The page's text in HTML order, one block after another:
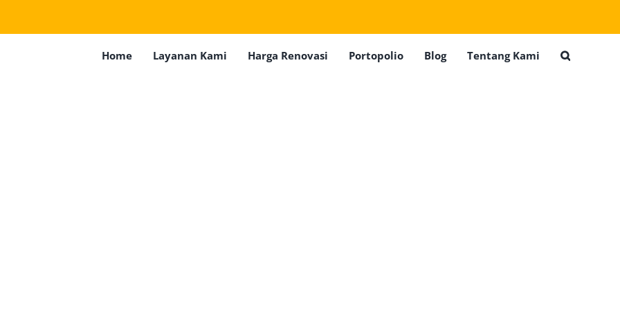
Home Layanan Kami Harga Renovasi Portopolio Blog Tentang Kami